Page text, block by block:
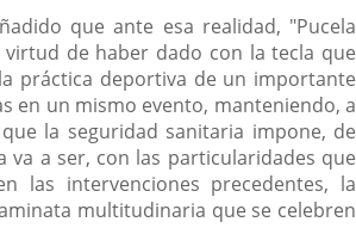
que ante esa realidad, "Pucela
virtud de haber dado con la tecla que
práctica deportiva de un importante
en un mismo evento, manteniendo, a
la seguridad sanitaria impone, de
va a ser, con las particularidades que
las intervenciones precedentes, la
multitudinaria que se celebren